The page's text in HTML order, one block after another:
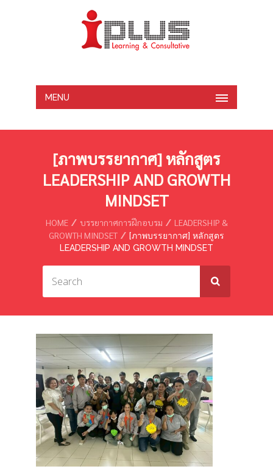
MENU
[ภาพบรรยากาศ] หลักสูตร
LEADERSHIP AND GROWTH
MINDSET
HOME บรรยากาศการฝึกอบรม
LEADERSHIP &
GROWTH MINDSET
[ภาพบรรยากาศ] หลักสูตร
LEADERSHIP AND GROWTH MINDSET